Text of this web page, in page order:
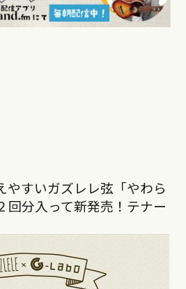
やすいガズレレ弦「やわら
回分入って新発売！テナー